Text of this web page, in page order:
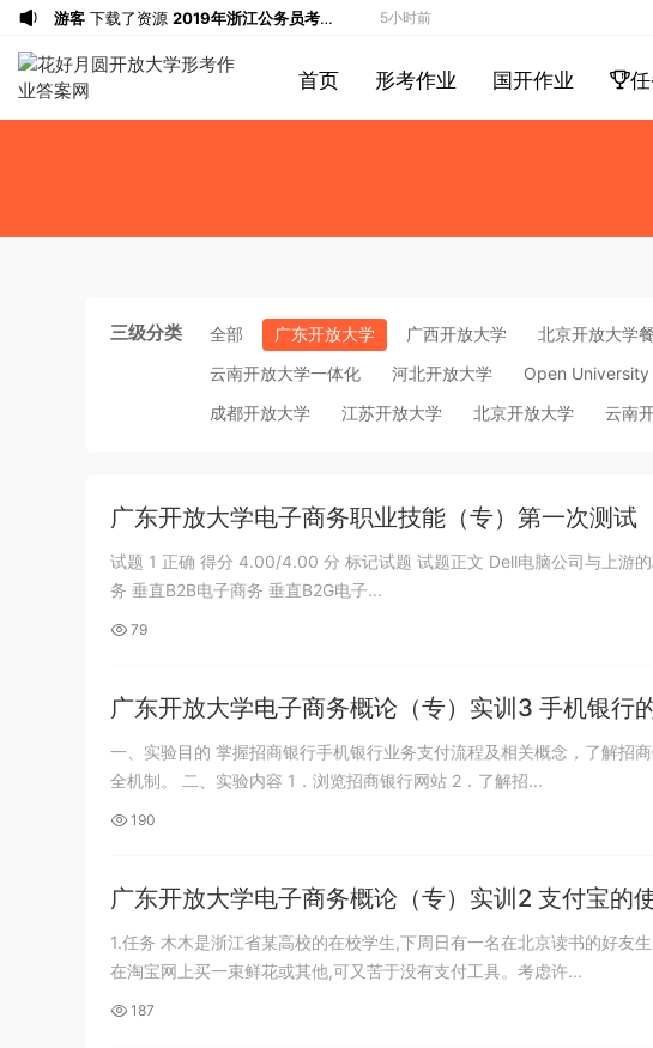
首页 形考作业 国开作业
三级分类 全部 广东开放大学 广西开放大学 北京开放大学
云南开放大学一体化
河北开放大学 Open University
成都开放大学
江苏开放大学 北京开放大学 云南
广东开放大学电子商务职业技能（专）第一次测试
试题 1 正确 得分 4.00/4.00 分 标记试题 试题正文 Dell电脑公司与上游的芯片和主板制造商的合作方式属于 选择一项： 水平B2B电子商
务 垂直B2B电子商务 垂直B2G电子...
79
广东开放大学电子商务概论（专）实训3 手机银行
一、实验目的 掌握招商银行手机银行业务支付流程及相关概念，了解招
全机制。 二、实验内容 1．浏览招商银行网站 2．了解招...
190
广东开放大学电子商务概论（专）实训2 支付宝的
1.任务 木木是浙江省某高校的在校学生,下周日有一名在北京读书的好友
在淘宝网上买一束鲜花或其他,可又苦于没有支付工具。考虑许...
187
游客 下载了资源 2019年浙江公务员考试
《申论》真题（B卷）及参考答案
5小时前
游客下载了资源2015年黑龙江公务员考
试《行测》卷答案及解析
游客下载了资源
2020年1011新疆公务员
考试《行测》真题参考答案及解析
8小时前
游客下载了资源2020年0822贵州公务
8小时前
《行测》真题答案及解析
游客下载了资源2004年广东公务员考试
11小时前
《行测》三卷答案及解析
下载了资源2015年黑龙江公务员考
试《申论》及参考答案（公检法B）
14小时前
签到打卡，获得1元奖励 15小时前
签到打卡，获得1元奖励 16小时前
保护壳 – 可自定义按钮颜色 | 16、16
Plus、16 Pro、16 Pro Max
下载了资源2017年422公务员联考
《行测》真题（福建卷）答案及解析 (1)
3小时前
下载了资源2013年广东公务员考试
《行测》三卷答案及解析
4小时前